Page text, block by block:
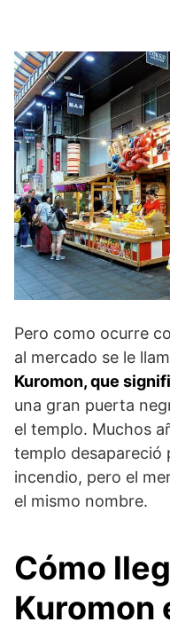
Pero como ocurre
al mercado se le
Kuromon, que
una gran puerta
el templo. Muchos
templo desapareció
incendio, pero el
el mismo nombre.
Cómo
Kuromon